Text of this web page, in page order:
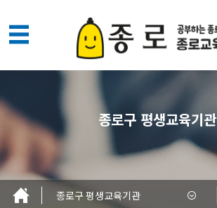
메
종로구 평생교육기관
종로구 평생교육기관